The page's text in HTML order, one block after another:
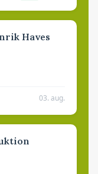
Haves
03. aug.